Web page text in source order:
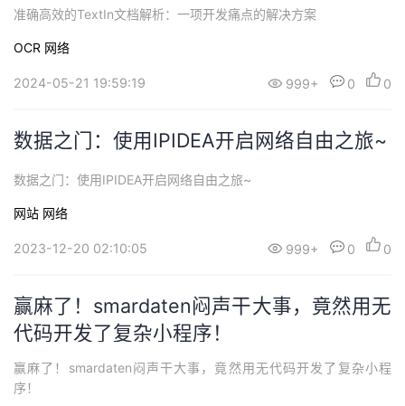
准确高效的TextIn文档解析：一项开发痛点的解决方案
OCR 网络
2024-05-21 19:59:19 999+ 0 0
数据之门：使用IPIDEA开启网络自由之旅~
数据之门：使用IPIDEA开启网络自由之旅~
网站 网络
2023-12-20 02:10:05 999+ 0 0
赢麻了！smardaten闷声干大事，竟然用无
代码开发了复杂小程序！
赢麻了！smardaten闷声干大事，竟然用无代码开发了复杂小程
序！